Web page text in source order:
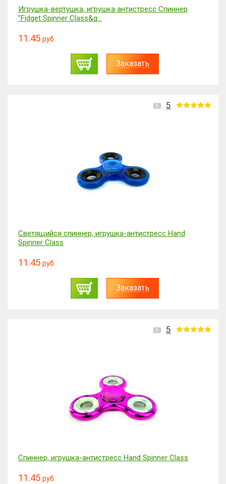
Игрушка-вертушка, игрушка антистресс Спиннер
"Fidget Spinner Class&q...
11.45 руб.
Заказать
5
Светящийся спиннер, игрушка-антистресс Hand
Spinner Class
11.45 руб.
Заказать
5
Спиннер, игрушка-антистресс Hand Spinner Class
11.45 руб.